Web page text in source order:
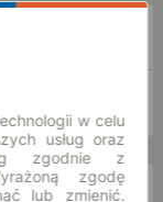
w celu
usług oraz
zgodnie z
zgodę
lub zmienić.